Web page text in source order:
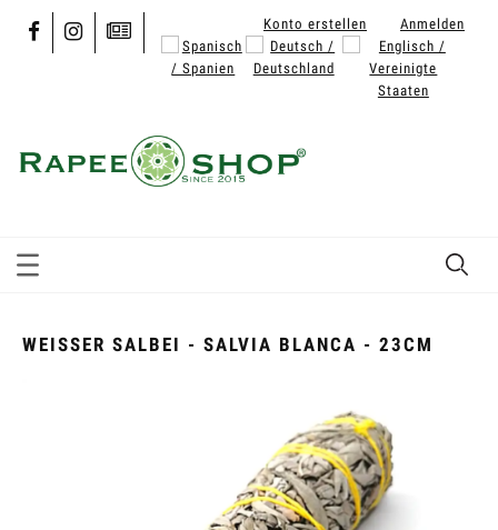
Konto erstellen Anmelden
WEISSER SALBEI - SALVIA BLANCA - 23CM